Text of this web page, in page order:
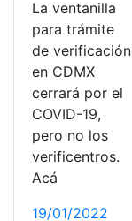
La ventanilla
para trámite
de verificación
en CDMX
cerrará por el
COVID-19,
pero no los
verificentros.
Acá
19/01/2022